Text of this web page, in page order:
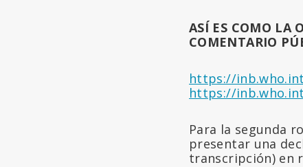
ASÍ ES COMO LA
COMENTARIO
https://
https://
Para la segunda
presentar una
transcripción) en